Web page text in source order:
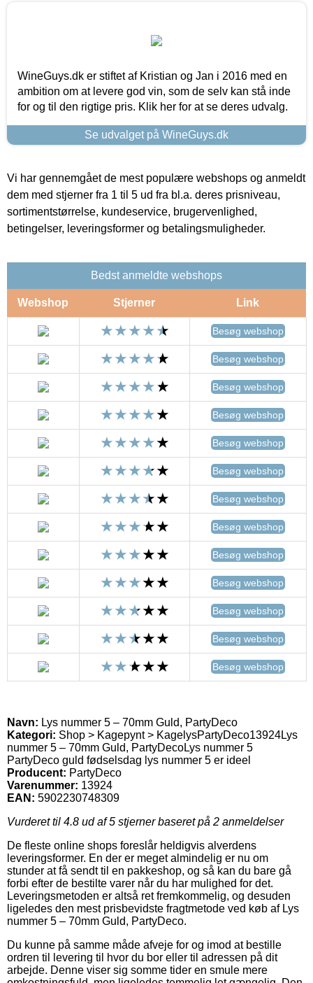
WineGuys.dk er stiftet af Kristian og Jan i 2016 med en
ambition om at levere god vin, som de selv kan stå inde
for og til den rigtige pris. Klik her for at se deres udvalg.
Se udvalget på WineGuys.dk
Vi har gennemgået de mest populære webshops og anmeldt
dem med stjerner fra 1 til 5 ud fra bl.a. deres prisniveau,
sortimentstørrelse, kundeservice, brugervenlighed,
betingelser, leveringsformer og betalingsmuligheder.
Bedst anmeldte webshops
Webshop Stjerner Link
Besøg webshop
Besøg webshop
Besøg webshop
Besøg webshop
Besøg webshop
Besøg webshop
Besøg webshop
Besøg webshop
Besøg webshop
Besøg webshop
Besøg webshop
Besøg webshop
Besøg webshop
Navn: Lys nummer 5 – 70mm Guld, PartyDeco
Kategori: Shop > Kagepynt > KagelysPartyDeco13924Lys
nummer 5 – 70mm Guld, PartyDecoLys nummer 5
PartyDeco guld fødselsdag lys nummer 5 er ideel
Producent: PartyDeco
Varenummer: 13924
EAN: 5902230748309
Vurderet til 4.8 ud af 5 stjerner baseret på 2 anmeldelser
De fleste online shops foreslår heldigvis alverdens
leveringsformer. En der er meget almindelig er nu om
stunder at få sendt til en pakkeshop, og så kan du bare gå
forbi efter de bestilte varer når du har mulighed for det.
Leveringsmetoden er altså ret fremkommelig, og desuden
ligeledes den mest prisbevidste fragtmetode ved køb af Lys
nummer 5 – 70mm Guld, PartyDeco.
Du kunne på samme måde afveje for og imod at bestille
ordren til levering til hvor du bor eller til adressen på dit
arbejde. Denne viser sig somme tider en smule mere